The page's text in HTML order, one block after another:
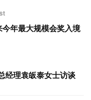
年最大规模会奖入境
经理袁皈泰女士访谈